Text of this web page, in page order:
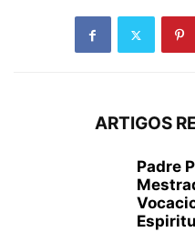
ARTIGOS
Padre